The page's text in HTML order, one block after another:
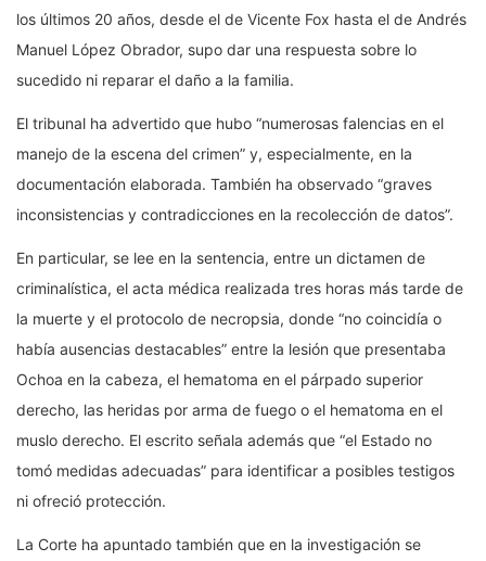
los últimos 20 años, desde el de Vicente Fox hasta el de Andrés
Manuel López Obrador, supo dar una respuesta sobre lo
sucedido ni reparar el daño a la familia.
El tribunal ha advertido que hubo “numerosas falencias en el
manejo de la escena del crimen” y, especialmente, en la
documentación elaborada. También ha observado “graves
inconsistencias y contradicciones en la recolección de datos”.
En particular, se lee en la sentencia, entre un dictamen de
criminalística, el acta médica realizada tres horas más tarde de
la muerte y el protocolo de necropsia, donde “no coincidía o
había ausencias destacables” entre la lesión que presentaba
Ochoa en la cabeza, el hematoma en el párpado superior
derecho, las heridas por arma de fuego o el hematoma en el
muslo derecho. El escrito señala además que “el Estado no
tomó medidas adecuadas” para identificar a posibles testigos
ni ofreció protección.
La Corte ha apuntado también que en la investigación se